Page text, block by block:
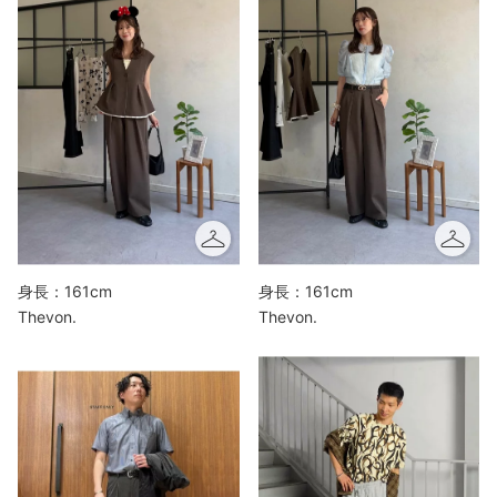
身長：161cm
Thevon.
身長：161cm
Thevon.